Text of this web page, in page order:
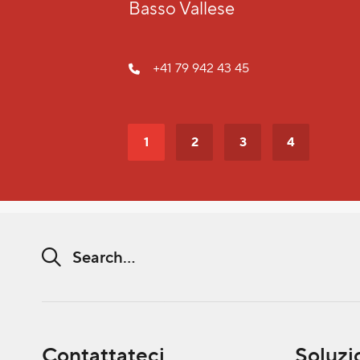
1 2 3 4
Search string (at lest 3 signs)